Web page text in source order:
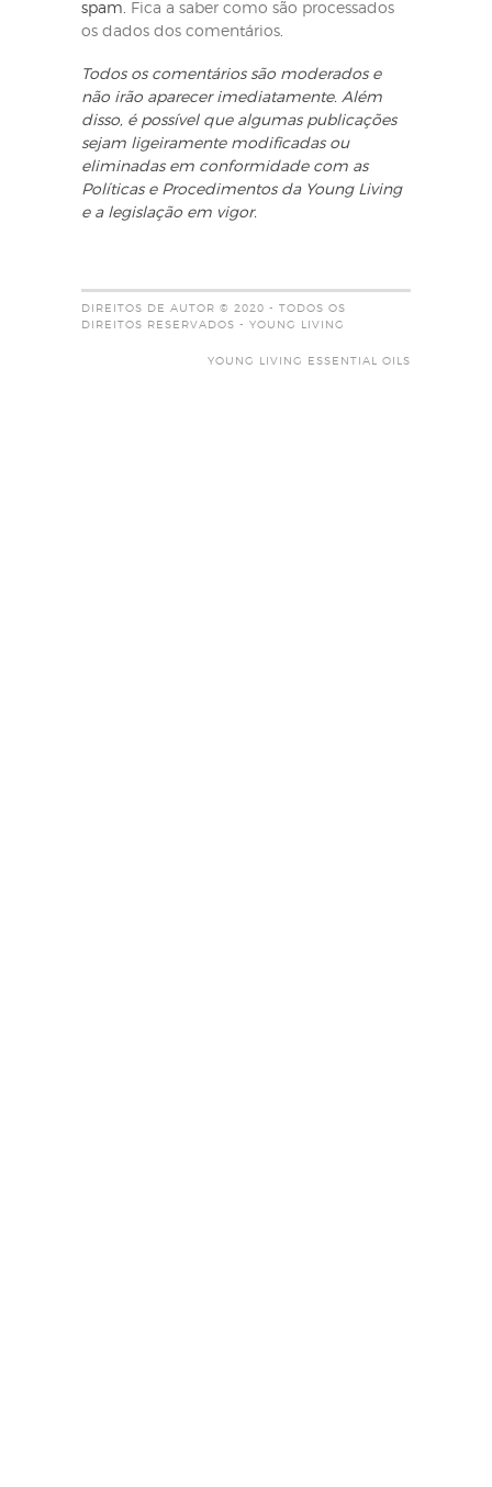
spam. Fica a saber como são processados
os dados dos comentários.
Todos os comentários são moderados e
não irão aparecer imediatamente. Além
disso, é possível que algumas publicações
sejam ligeiramente modificadas ou
eliminadas em conformidade com as
Políticas e Procedimentos da Young Living
e a legislação em vigor.
DIREITOS DE AUTOR © 2020 - TODOS OS
DIREITOS RESERVADOS - YOUNG LIVING
YOUNG LIVING ESSENTIAL OILS